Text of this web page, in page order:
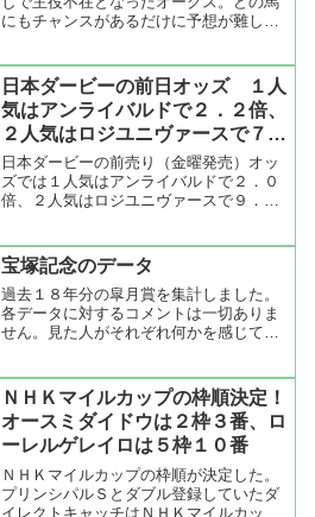
にもチャンスがあるだけに予想が難し
が若い３歳馬ならなおさらのこと。過去
２１年の連対馬（４２頭）で...
日本ダービーの前日オッズ １人
気はアンライバルドで２．２倍、
２人気はロジユニヴァースで７．
９倍
日本ダービーの前売り（金曜発売）オッ
ズでは１人気はアンライバルドで２．０
倍、２人気はロジユニヴァースで９．２
１．９倍でしたが、土曜日の前日オッズ
では１人気と２人気は変わら...
宝塚記念のデータ
過去１８年分の皐月賞を集計しました。
各データに対するコメントは一切ありま
せん。見た人がそれぞれ何かを感じてい
ます。
ＮＨＫマイルカップの枠順決定！
オースミダイドウは２枠３番、ロ
ーレルゲレイロは５枠１０番
ＮＨＫマイルカップの枠順が決定した。
プリンシパルＳとダブル登録していたダ
イレクトキャッチはＮＨＫマイルカップ